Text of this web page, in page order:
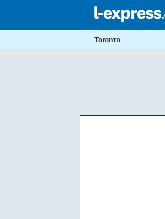
Toronto